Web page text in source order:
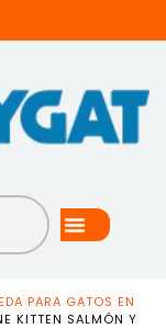
PARA GATOS EN
KITTEN SALMÓN Y